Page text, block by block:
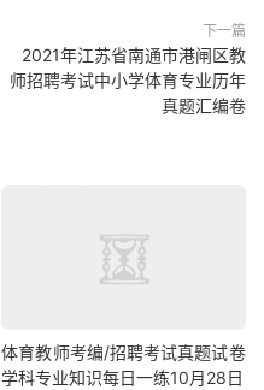
下一篇
2021年江苏省南通市港闸区教
师招聘考试中小学体育专业历年
真题汇编卷
体育教师考编/招聘考试真题试卷
学科专业知识每日一练10月28日